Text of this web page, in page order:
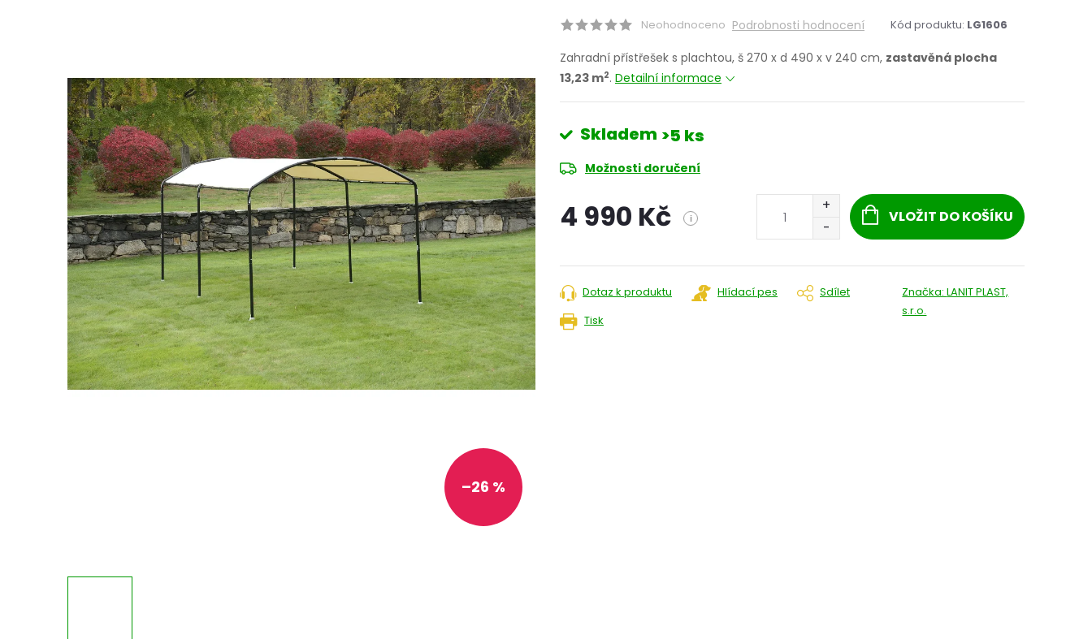
–26 %
Neohodnoceno Podrobnosti hodnocení Kód produktu: LG1606
Zahradní přístřešek s plachtou, š 270 x d 490 x v 240 cm, zastavěná plocha
13,23 m2. Detailní informace
Skladem >5 ks
Možnosti doručení
4 990 Kč i VLOŽIT DO KOŠÍKU
Tisk
Dotaz k produktu Hlídací pes Sdílet Značka:LANIT PLAST,
s.r.o.